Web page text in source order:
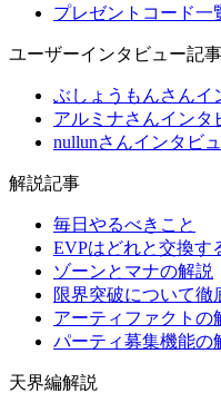
プレゼントコード一
ユーザーインタビュー記事
ぶしょうもんさんイ
アルミナさんインタ
nullunさんインタビ
解説記事
毎日やるべきこと
EVPはどれと交換す
ゾーンとマナの解説
限界突破について徹
アーティファクトの
パーティ募集機能の
天界編解説